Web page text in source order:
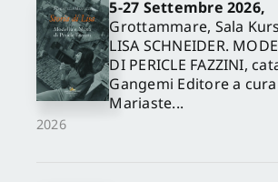
2026
5-27 Settembre 2026,
Grottammare, Sala
LISA SCHNEIDER.
DI PERICLE FAZZINI,
Gangemi Editore a
Mariaste...